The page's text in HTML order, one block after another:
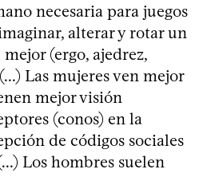
necesaria para juegos
alterar y rotar un
(ergo, ajedrez,
Las mujeres ven mejor
mejor visión
(conos) en la
de códigos sociales
Los hombres suelen